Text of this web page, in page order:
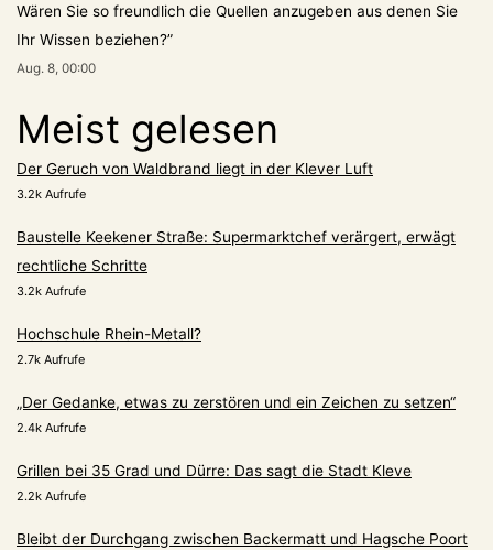
Wären Sie so freundlich die Quellen anzugeben aus denen Sie
Ihr Wissen beziehen?”
Aug. 8, 00:00
Meist gelesen
Der Geruch von Waldbrand liegt in der Klever Luft
3.2k Aufrufe
Baustelle Keekener Straße: Supermarktchef verärgert, erwägt
rechtliche Schritte
3.2k Aufrufe
Hochschule Rhein-Metall?
2.7k Aufrufe
„Der Gedanke, etwas zu zerstören und ein Zeichen zu setzen“
2.4k Aufrufe
Grillen bei 35 Grad und Dürre: Das sagt die Stadt Kleve
2.2k Aufrufe
Bleibt der Durchgang zwischen Backermatt und Hagsche Poort